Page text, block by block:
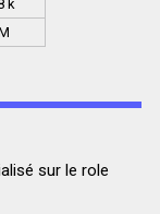
k
sur le role